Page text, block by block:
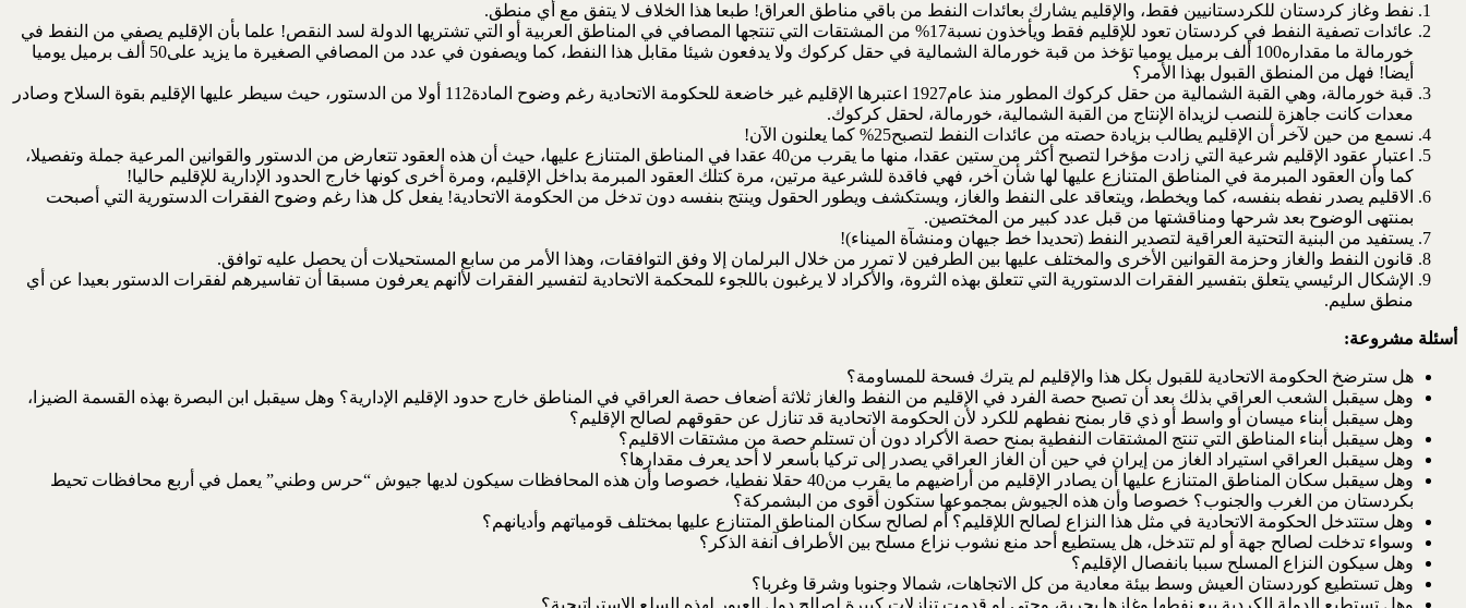
نفط وغاز كردستان للكردستانيين فقط، والإقليم يشارك بعائدات النفط من باقي مناطق العراق! طبعا هذا الخلاف لا يتفق مع أي منطق.
عائدات تصفية النفط في كردستان تعود للإقليم فقط ويأخذون نسبة17% من المشتقات التي تنتجها المصافي في المناطق العربية أو التي تشتريها الدولة لسد النقص! علما بأن الإقليم يصفي من النفط في
خورمالة ما مقداره100 ألف برميل يوميا تؤخذ من قبة خورمالة الشمالية في حقل كركوك ولا يدفعون شيئا مقابل هذا النفط، كما ويصفون في عدد من المصافي الصغيرة ما يزيد على50 ألف برميل يوميا
أيضا! فهل من المنطق القبول بهذا الأمر؟
قبة خورمالة، وهي القبة الشمالية من حقل كركوك المطور منذ عام1927 اعتبرها الإقليم غير خاضعة للحكومة الاتحادية رغم وضوح المادة112 أولا من الدستور، حيث سيطر عليها الإقليم بقوة السلاح وصادر
معدات كانت جاهزة للنصب لزيداة الإنتاج من القبة الشمالية، خورمالة، لحقل كركوك.
نسمع من حين لآخر أن الإقليم يطالب بزيادة حصته من عائدات النفط لتصبح25% كما يعلنون الآن!
اعتبار عقود الإقليم شرعية التي زادت مؤخرا لتصبح أكثر من ستين عقدا، منها ما يقرب من40 عقدا في المناطق المتنازع عليها، حيث أن هذه العقود تتعارض من الدستور والقوانين المرعية جملة وتفصيلا،
كما وأن العقود المبرمة في المناطق المتنازع عليها لها شأن آخر، فهي فاقدة للشرعية مرتين، مرة كتلك العقود المبرمة بداخل الإقليم، ومرة أخرى كونها خارج الحدود الإدارية للإقليم حاليا!
الاقليم يصدر نفطه بنفسه، كما ويخطط، ويتعاقد على النفط والغاز، ويستكشف ويطور الحقول وينتج بنفسه دون تدخل من الحكومة الاتحادية! يفعل كل هذا رغم وضوح الفقرات الدستورية التي أصبحت
بمنتهى الوضوح بعد شرحها ومناقشتها من قبل عدد كبير من المختصين.
يستفيد من البنية التحتية العراقية لتصدير النفط (تحديدا خط جيهان ومنشآة الميناء)!
قانون النفط والغاز وحزمة القوانين الأخرى والمختلف عليها بين الطرفين لا تمرر من خلال البرلمان إلا وفق التوافقات، وهذا الأمر من سابع المستحيلات أن يحصل عليه توافق.
الإشكال الرئيسي يتعلق بتفسير الفقرات الدستورية التي تتعلق بهذه الثروة، والأكراد لا يرغبون باللجوء للمحكمة الاتحادية لتفسير الفقرات لأانهم يعرفون مسبقا أن تفاسيرهم لفقرات الدستور بعيدا عن أي
منطق سليم.
أسئلة مشروعة:
هل سترضخ الحكومة الاتحادية للقبول بكل هذا والإقليم لم يترك فسحة للمساومة؟
وهل سيقبل الشعب العراقي بذلك بعد أن تصبح حصة الفرد في الإقليم من النفط والغاز ثلاثة أضعاف حصة العراقي في المناطق خارج حدود الإقليم الإدارية؟ وهل سيقبل ابن البصرة بهذه القسمة الضيزا،
وهل سيقبل أبناء ميسان أو واسط أو ذي قار بمنح نفطهم للكرد لأن الحكومة الاتحادية قد تنازل عن حقوقهم لصالح الإقليم؟
وهل سيقبل أبناء المناطق التي تنتج المشتقات النفطية بمنح حصة الأكراد دون أن تستلم حصة من مشتقات الاقليم؟
وهل سيقبل العراقي استيراد الغاز من إيران في حين أن الغاز العراقي يصدر إلى تركيا بأسعر لا أحد يعرف مقدارها؟
وهل سيقبل سكان المناطق المتنازع عليها أن يصادر الإقليم من أراضيهم ما يقرب من40 حقلا نفطيا، خصوصا وأن هذه المحافظات سيكون لديها جيوش “حرس وطني” يعمل في أربع محافظات تحيط
بكردستان من الغرب والجنوب؟ خصوصا وأن هذه الجيوش بمجموعها ستكون أقوى من البشمركة؟
وهل ستتدخل الحكومة الاتحادية في مثل هذا النزاع لصالح اللإقليم؟ أم لصالح سكان المناطق المتنازع عليها بمختلف قومياتهم وأديانهم؟
وسواء تدخلت لصالح جهة أو لم تتدخل، هل يستطيع أحد منع نشوب نزاع مسلح بين الأطراف آنفة الذكر؟
وهل سيكون النزاع المسلح سببا بانفصال الإقليم؟
وهل تستطيع كوردستان العيش وسط بيئة معادية من كل الاتجاهات، شمالا وجنوبا وشرقا وغربا؟